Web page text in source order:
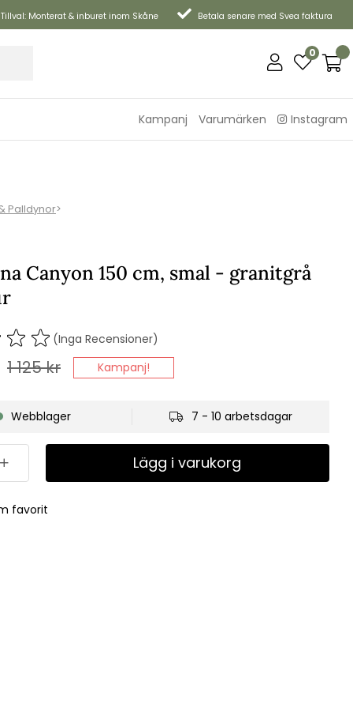
Tillval: Monterat & inburet inom Skåne Betala senare med Svea faktura
0
Kampanj Varumärken Instagram
Palldynor>
Canyon 150 cm, smal - granitgrå
(Inga Recensioner)
1 125kr Kampanj!
Webblager 7 - 10 arbetsdagar
Lägg i varukorg
favorit